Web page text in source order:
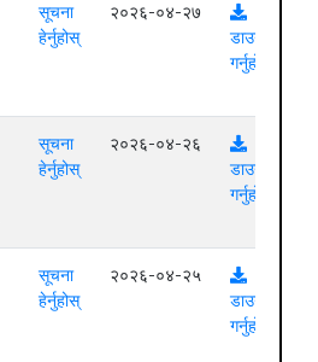
सूचना
हेर्नुहोस्
२०२६-०४-२७
डाउनलोड
गर्नुहोस्
सूचना
हेर्नुहोस्
२०२६-०४-२६
डाउनलोड
गर्नुहोस्
सूचना
हेर्नुहोस्
२०२६-०४-२५
डाउनलोड
गर्नुहोस्